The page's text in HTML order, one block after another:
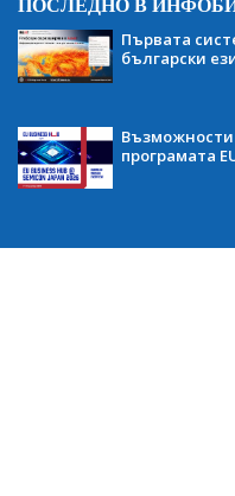
ПОСЛЕДНО В
Първата
български
Възможности
програмата